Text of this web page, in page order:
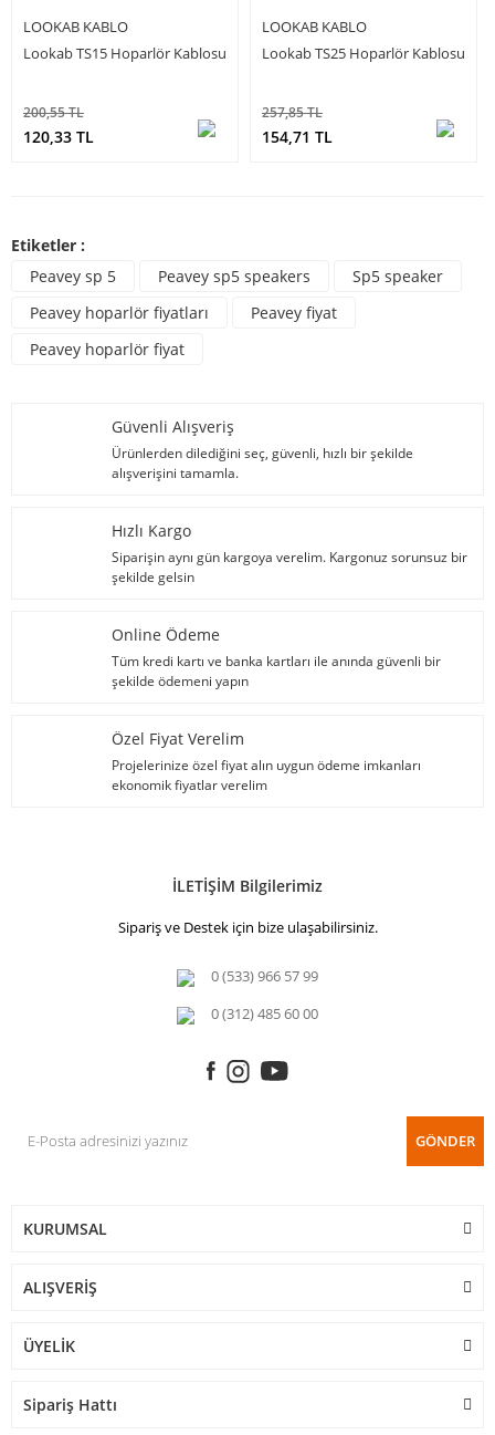
LOOKAB KABLO
Lookab TS15 Hoparlör Kablosu
200,55 TL
120,33 TL
LOOKAB KABLO
Lookab TS25 Hoparlör Kablosu
257,85 TL
154,71 TL
Etiketler :
Peavey sp 5
Peavey sp5 speakers
Sp5 speaker
Peavey hoparlör fiyatları
Peavey fiyat
Peavey hoparlör fiyat
Güvenli Alışveriş
Ürünlerden dilediğini seç, güvenli, hızlı bir şekilde
alışverişini tamamla.
Hızlı Kargo
Siparişin aynı gün kargoya verelim. Kargonuz sorunsuz bir
şekilde gelsin
Online Ödeme
Tüm kredi kartı ve banka kartları ile anında güvenli bir
şekilde ödemeni yapın
Özel Fiyat Verelim
Projelerinize özel fiyat alın uygun ödeme imkanları
ekonomik fiyatlar verelim
İLETİŞİM Bilgilerimiz
Sipariş ve Destek için bize ulaşabilirsiniz.
0 (533) 966 57 99
0 (312) 485 60 00
GÖNDER
KURUMSAL
ALIŞVERİŞ
ÜYELİK
Sipariş Hattı